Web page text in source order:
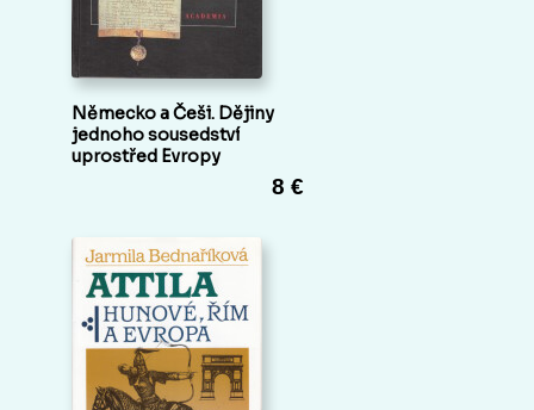
Německo a Češi. Dějiny
jednoho sousedství
uprostřed Evropy
8 €